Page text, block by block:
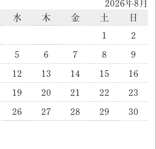
2026年8月
水 木 金 土
日
1
2
5 6 7 8
9
12 13 14 15
16
19 20 21 22
23
26 27 28 29
30